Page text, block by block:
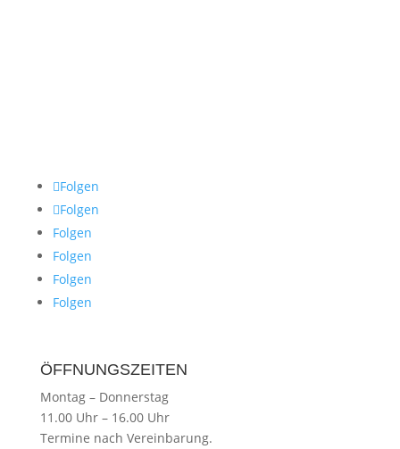
Folgen
Folgen
Folgen
Folgen
Folgen
Folgen
ÖFFNUNGSZEITEN
Montag –Donnerstag
11.00 Uhr –16.00 Uhr
Termine nach Vereinbarung.